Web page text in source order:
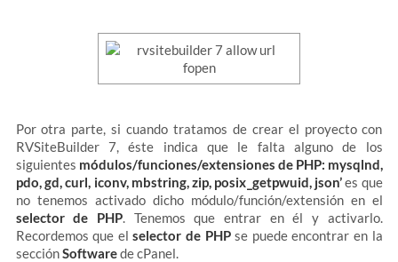
Por otra parte, si cuando tratamos de crear el proyecto con
RVSiteBuilder 7, éste indica que le falta alguno de los
siguientes módulos/funciones/extensiones de PHP: mysqlnd,
pdo, gd, curl, iconv, mbstring, zip, posix_getpwuid, json’es que
no tenemos activado dicho módulo/función/extensión en el
selector de PHP. Tenemos que entrar en él y activarlo.
Recordemos que elselector de PHPse puede encontrar en la
secciónSoftwarede cPanel.